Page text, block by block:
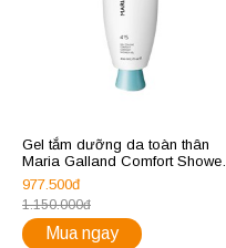
Gel tắm dưỡng da toàn thân
Maria Galland Comfort Shower
Gel 415
977.500đ
1.150.000đ
Mua ngay